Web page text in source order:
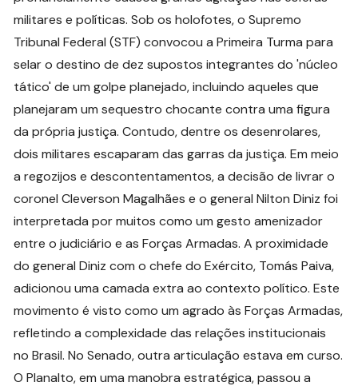
militares e políticas. Sob os holofotes, o Supremo
Tribunal Federal (STF) convocou a Primeira Turma para
selar o destino de dez supostos integrantes do 'núcleo
tático' de um golpe planejado, incluindo aqueles que
planejaram um sequestro chocante contra uma figura
da própria justiça. Contudo, dentre os desenrolares,
dois militares escaparam das garras da justiça. Em meio
a regozijos e descontentamentos, a decisão de livrar o
coronel Cleverson Magalhães e o general Nilton Diniz foi
interpretada por muitos como um gesto amenizador
entre o judiciário e as Forças Armadas. A proximidade
do general Diniz com o chefe do Exército, Tomás Paiva,
adicionou uma camada extra ao contexto político. Este
movimento é visto como um agrado às Forças Armadas,
refletindo a complexidade das relações institucionais
no Brasil. No Senado, outra articulação estava em curso.
O Planalto, em uma manobra estratégica, passou a